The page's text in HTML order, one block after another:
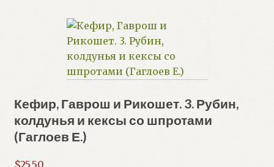
Кефир, Гаврош и Рикошет. 3. Рубин,
колдунья и кексы со шпротами
(Гаглоев Е.)
$25.50